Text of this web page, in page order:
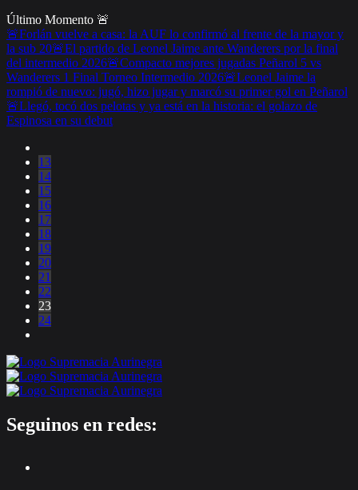
Último Momento 🚨
🚨Forlán vuelve a casa: la AUF lo confirmó al frente de la mayor y
la sub 20🚨El partido de Leonel Jaime ante Wanderers por la final
del intermedio 2026🚨Compacto mejores jugadas Peñarol 5 vs
Wanderers 1 Final Torneo Intermedio 2026🚨Leonel Jaime la
rompió de nuevo: jugó, hizo jugar y marcó su primer gol en Peñarol
🚨Llegó, tocó dos pelotas y ya está en la historia: el golazo de
Espinosa en su debut
13
14
15
16
17
18
19
20
21
22
23
24
Seguinos en redes: